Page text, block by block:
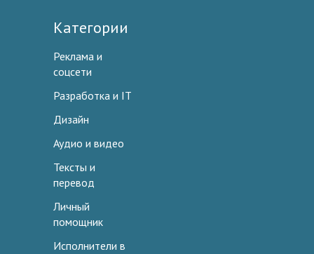
Категории
Реклама и
соцсети
Разработка и IT
Дизайн
Аудио и видео
Тексты и
перевод
Личный
помощник
Исполнители в